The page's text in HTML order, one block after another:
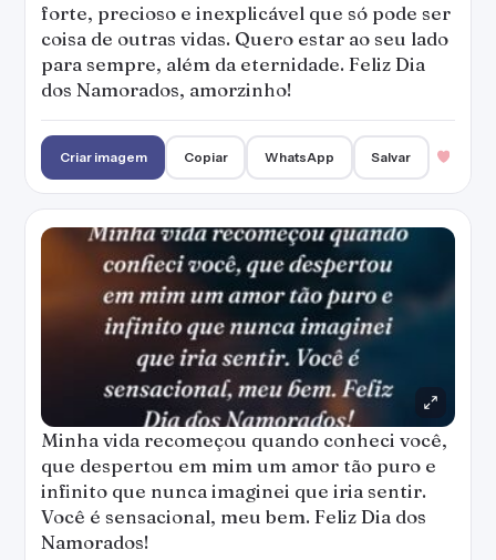
forte, precioso e inexplicável que só pode ser
coisa de outras vidas. Quero estar ao seu lado
para sempre, além da eternidade. Feliz Dia
dos Namorados, amorzinho!
Criar imagem Copiar WhatsApp Salvar
Minha vida recomeçou quando conheci você,
que despertou em mim um amor tão puro e
infinito que nunca imaginei que iria sentir.
Você é sensacional, meu bem. Feliz Dia dos
Namorados!